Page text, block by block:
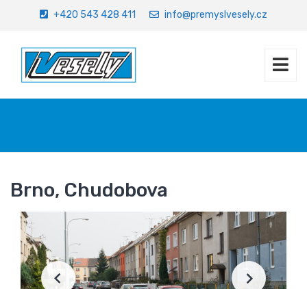
+420 543 428 411 info@premyslvesely.cz
Brno, Chudobova